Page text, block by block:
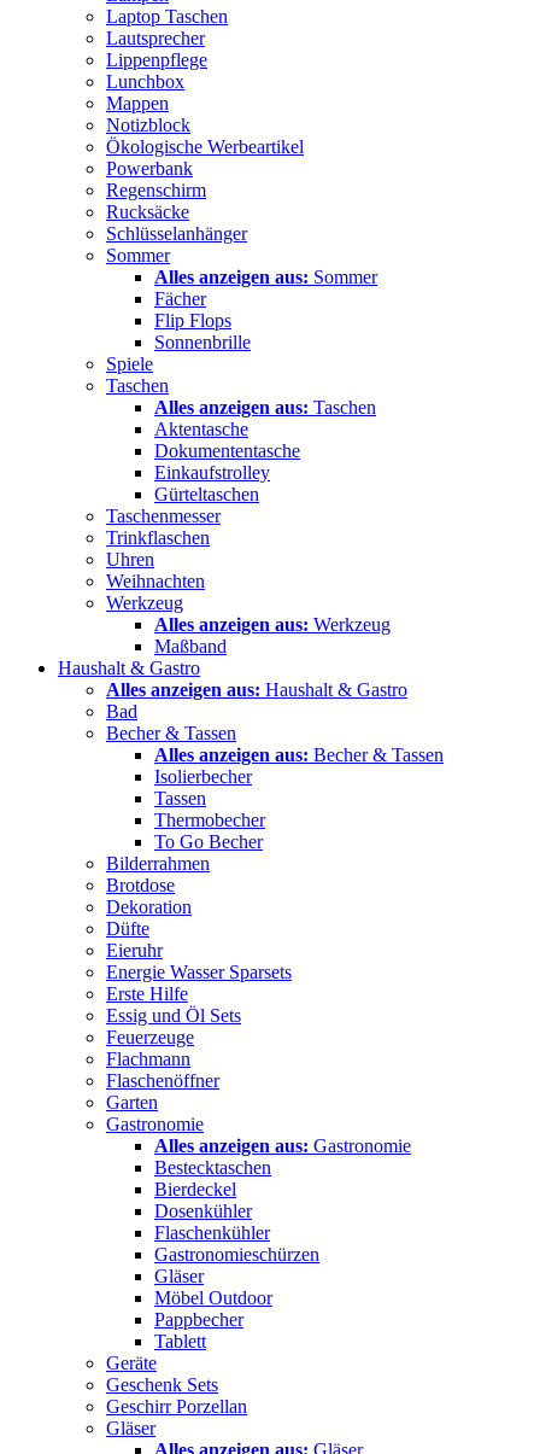
Laptop Taschen
Lautsprecher
Lippenpflege
Lunchbox
Mappen
Notizblock
Ökologische Werbeartikel
Powerbank
Regenschirm
Rucksäcke
Schlüsselanhänger
Sommer
Alles anzeigen aus: Sommer
Fächer
Flip Flops
Sonnenbrille
Spiele
Taschen
Alles anzeigen aus: Taschen
Aktentasche
Dokumententasche
Einkaufstrolley
Gürteltaschen
Taschenmesser
Trinkflaschen
Uhren
Weihnachten
Werkzeug
Alles anzeigen aus: Werkzeug
Maßband
Haushalt & Gastro
Alles anzeigen aus: Haushalt & Gastro
Bad
Becher & Tassen
Alles anzeigen aus: Becher & Tassen
Isolierbecher
Tassen
Thermobecher
To Go Becher
Bilderrahmen
Brotdose
Dekoration
Düfte
Eieruhr
Energie Wasser Sparsets
Erste Hilfe
Essig und Öl Sets
Feuerzeuge
Flachmann
Flaschenöffner
Garten
Gastronomie
Alles anzeigen aus: Gastronomie
Bestecktaschen
Bierdeckel
Dosenkühler
Flaschenkühler
Gastronomieschürzen
Gläser
Möbel Outdoor
Pappbecher
Tablett
Geräte
Geschenk Sets
Geschirr Porzellan
Gläser